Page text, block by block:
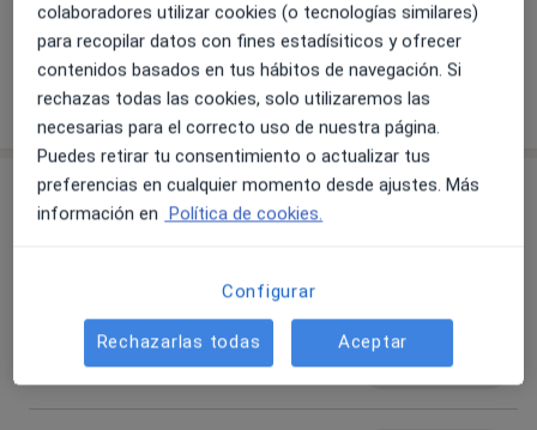
En Hormétika contamos con Ecografía, INDIBA y
Electroestimulación
11/06/2025
Servicios y precios
Exploración y diagnóstico de ATM
Detalles Reservar cita
colaboradores utilizar cookies (o tecnologías similares)
para recopilar datos con fines estadísiticos y ofrecer
contenidos basados en tus hábitos de navegación. Si
rechazas todas las cookies, solo utilizaremos las
necesarias para el correcto uso de nuestra página.
Puedes retirar tu consentimiento o actualizar tus
preferencias en cualquier momento desde ajustes. Más
información en Política de cookies.
Configurar
Rechazarlas todas Aceptar